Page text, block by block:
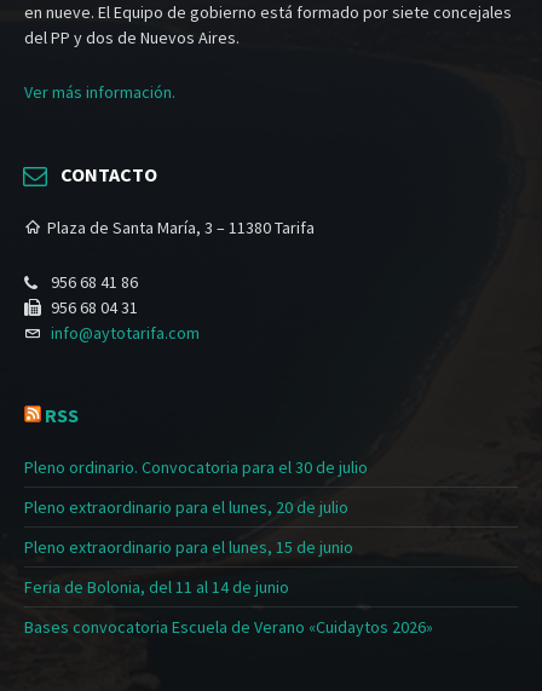
en nueve. El Equipo de gobierno está formado por siete concejales
del PP y dos de Nuevos Aires.
Ver más información.
CONTACTO
Plaza de Santa María, 3 – 11380 Tarifa
956 68 41 86
956 68 04 31
info@aytotarifa.com
RSS
Pleno ordinario. Convocatoria para el 30 de julio
Pleno extraordinario para el lunes, 20 de julio
Pleno extraordinario para el lunes, 15 de junio
Feria de Bolonia, del 11 al 14 de junio
Bases convocatoria Escuela de Verano «Cuidaytos 2026»